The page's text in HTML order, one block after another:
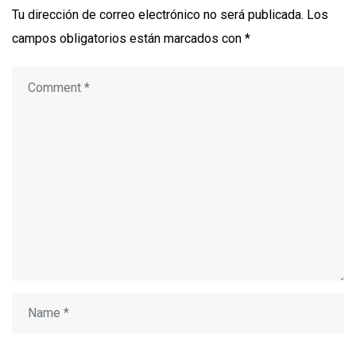
Tu dirección de correo electrónico no será publicada. Los
campos obligatorios están marcados con *